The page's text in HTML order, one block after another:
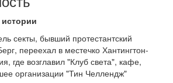
секты, бывший протестантский
переехал в местечко Хантингтон-
где возглавил "Клуб света", кафе,
организации "Тин Челлендж"